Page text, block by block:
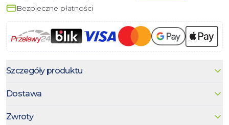
Bezpieczne płatności
Szczegóły produktu
Dostawa
Zwroty